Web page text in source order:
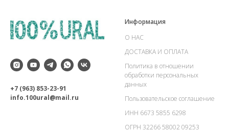
+7 (963) 853-23-91
info.100ural@mail.ru
Информация
О НАС
ДОСТАВКА И ОПЛАТА
Политика в отношении
обработки персональных
данных
Пользовательское соглашение
ИНН 6673 5855 6298
ОГРН 32266 58002 09253